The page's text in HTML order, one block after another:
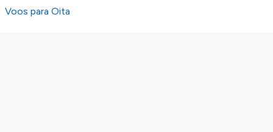
Voos para Oita